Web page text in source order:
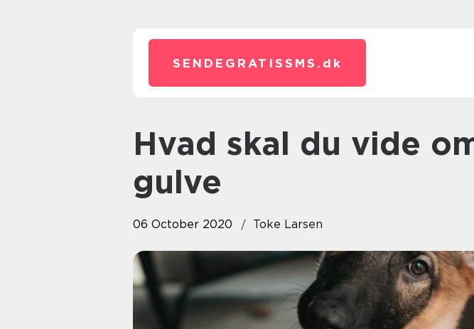
SENDEGRATISSMS. dk
Hvad skal du vide om at slibe
gulve
06 October 2020 Toke Larsen